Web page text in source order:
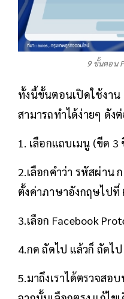
9 ขั้นตอน
ทั้งนี้ขั้นตอนเปิดใช้ง
สามารถทำได้ง่ายๆ ดัง
1. เลือกแถบเมนู (ขีด 3
2.เลือกคำว่า รหัสผ่าน
ตั้งค่าภาษาอังกฤษไปที่
3.เลือก Facebook
4.กด ถัดไป แล้วก็ ถัดไป
5.มาถึงเราได้ตรวจส